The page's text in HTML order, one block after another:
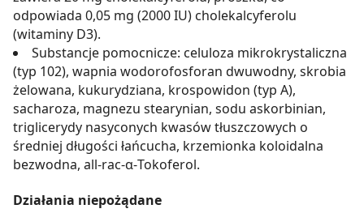
odpowiada 0,05 mg (2000 IU) cholekalcyferolu
(witaminy D3).
Substancje pomocnicze: celuloza mikrokrystaliczna
(typ 102), wapnia wodorofosforan dwuwodny, skrobia
żelowana, kukurydziana, krospowidon (typ A),
sacharoza, magnezu stearynian, sodu askorbinian,
triglicerydy nasyconych kwasów tłuszczowych o
średniej długości łańcucha, krzemionka koloidalna
bezwodna, all-rac-α-Tokoferol.
Działania niepożądane